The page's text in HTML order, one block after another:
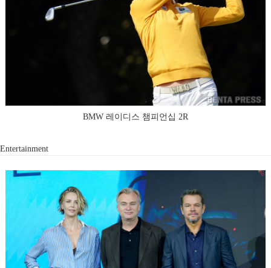
BMW 레이디스 챔피언십 2R
Entertainment